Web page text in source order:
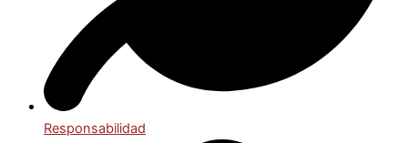
Responsabilidad